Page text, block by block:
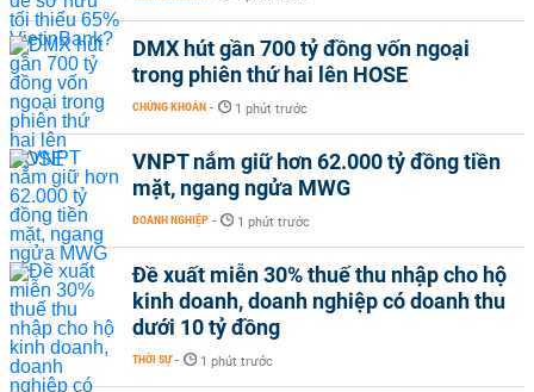
DMX hút gần 700 tỷ đồng vốn ngoại
trong phiên thứ hai lên HOSE
CHỨNG KHOÁN - 1 phút trước
VNPT nắm giữ hơn 62.000 tỷ đồng tiền
mặt, ngang ngửa MWG
DOANH NGHIỆP - 1 phút trước
Đề xuất miễn 30% thuế thu nhập cho hộ
kinh doanh, doanh nghiệp có doanh thu
dưới 10 tỷ đồng
THỜI SỰ - 1 phút trước